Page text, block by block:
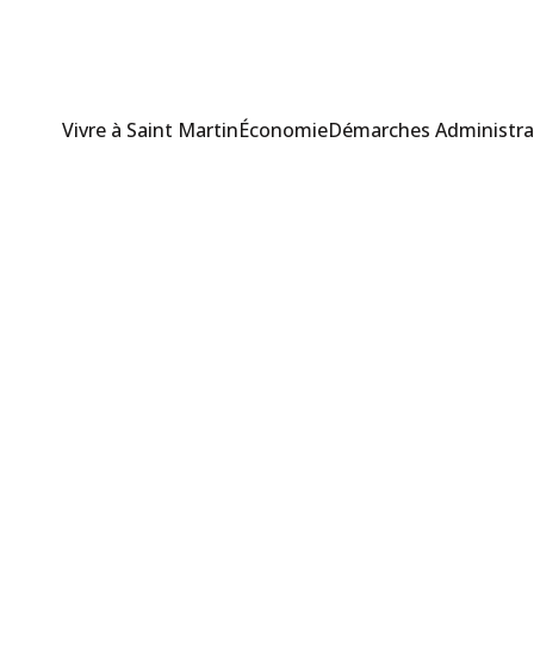
Vivre à Saint MartinÉconomieDémarches